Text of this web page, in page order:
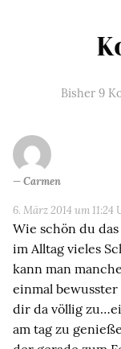
Bisher 9
Carmen
6. März 2014 um 11:24
Wie schön du
im Alltag vieles
kann man
einmal
dir da völlig
am tag zu